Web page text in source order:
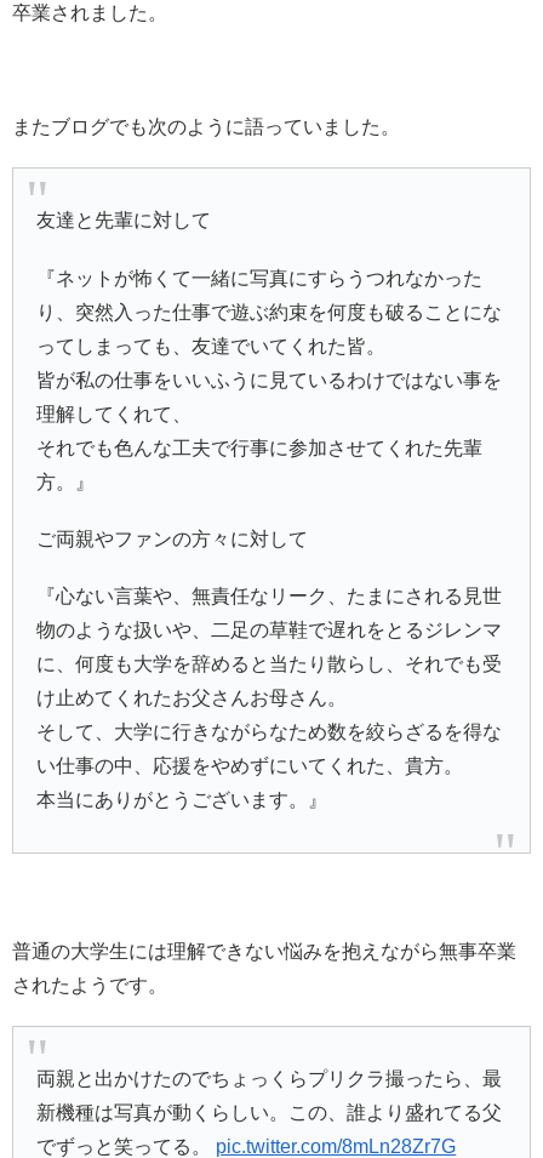
卒業されました。
またブログでも次のように語っていました。
友達と先輩に対して
『ネットが怖くて一緒に写真にすらうつれなかった
り、突然入った仕事で遊ぶ約束を何度も破ることにな
ってしまっても、友達でいてくれた皆。
皆が私の仕事をいいふうに見ているわけではない事を
理解してくれて、
それでも色んな工夫で行事に参加させてくれた先輩
方。』
ご両親やファンの方々に対して
『心ない言葉や、無責任なリーク、たまにされる見世
物のような扱いや、二足の草鞋で遅れをとるジレンマ
に、何度も大学を辞めると当たり散らし、それでも受
け止めてくれたお父さんお母さん。
そして、大学に行きながらなため数を絞らざるを得な
い仕事の中、応援をやめずにいてくれた、貴方。
本当にありがとうございます。』
普通の大学生には理解できない悩みを抱えながら無事卒業
されたようです。
両親と出かけたのでちょっくらプリクラ撮ったら、最
新機種は写真が動くらしい。この、誰より盛れてる父
でずっと笑ってる。 pic.twitter.com/8mLn28Zr7G